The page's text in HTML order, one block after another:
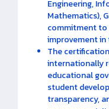
Engineering,
Mathematics),
commitment to
improvement in
The
internationally
educational
student
transparency,